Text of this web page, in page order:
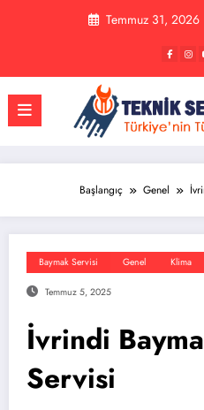
Temmuz 31, 2026
Başlangıç Genel
Baymak Servisi Genel Klima
Temmuz 5, 2025
İvrindi
Servisi